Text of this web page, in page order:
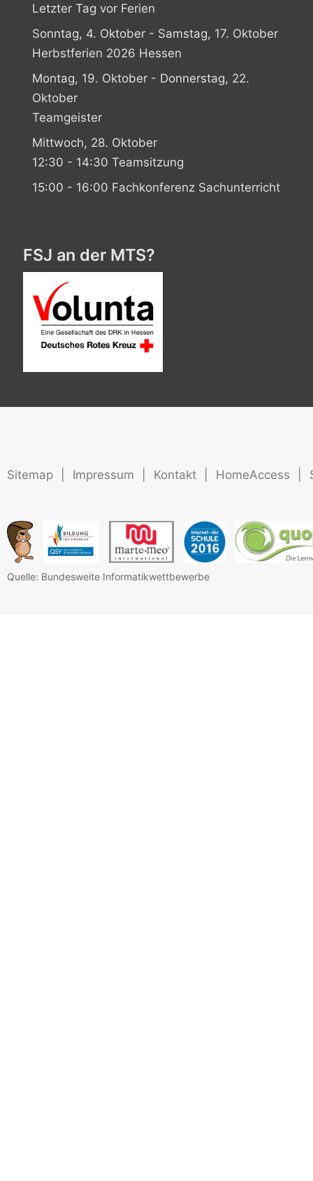
Letzter Tag vor Ferien
Sonntag, 4. Oktober - Samstag, 17. Oktober
Herbstferien 2026 Hessen
Montag, 19. Oktober - Donnerstag, 22.
Oktober
Teamgeister
Mittwoch, 28. Oktober
12:30 - 14:30 Teamsitzung
15:00 - 16:00 Fachkonferenz Sachunterricht
FSJ an der MTS?
Sitemap Impressum Kontakt HomeAccess
Quelle: Bundesweite Informatikwettbewerbe